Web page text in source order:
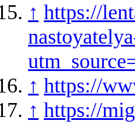
↑ https://
↑ https://
↑ https://